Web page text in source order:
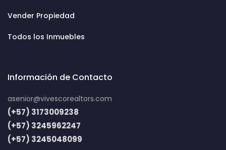
Vender Propiedad
Todos los Inmuebles
Información de Contacto
asenior@vivescorealtors.com
(+57) 3173009238
(+57) 3245962247
(+57) 3245048099